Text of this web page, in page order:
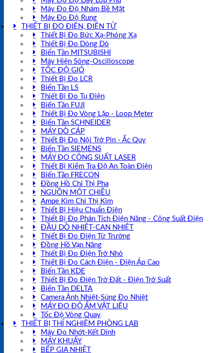
Máy Đo Độ Nhám Bề Mặt
Máy Đo Độ Rung
THIẾT BỊ ĐO ĐIỆN, ĐIỆN TỬ
Thiết Bị Đo Bức Xạ-Phóng Xạ
Thiết Bị Đo Dòng Dò
Biến Tần MITSUBISHI
Máy Hiện Sóng-Oscilloscope
TỐC ĐỘ GIÓ
Thiết Bị Đo LCR
Biến Tần LS
Thiết Bị Đo Tụ Điện
Biến Tần FUJI
Thiết Bị Đo Vòng Lặp - Loop Meter
Biến Tần SCHNEIDER
MÁY DÒ CÁP
Thiết Bị Đo Nội Trở Pin - Ắc Quy
Biến Tần SIEMENS
MÁY ĐO CÔNG SUẤT LASER
Thiết Bị Kiểm Tra Độ An Toàn Điện
Biến Tần FRECON
Đồng Hồ Chỉ Thị Pha
NGUỒN MỘT CHIỀU
Ampe Kìm Chỉ Thị Kim
Thiết Bị Hiệu Chuẩn Điện
Thiết Bị Đo Phân Tích Điện Năng - Công Suất Điện
ĐẦU DÒ NHIỆT-CAN NHIỆT
Thiết Bị Đo Điện Từ Trường
Đồng Hồ Vạn Năng
Thiết Bị Đo Điện Trở Nhỏ
Thiết Bị Đo Cách Điện - Điện Áp Cao
Biến Tần KDE
Thiết Bị Đo Điện Trở Đất - Điện Trở Suất
Biến Tần DELTA
Camera Ảnh Nhiệt-Súng Đo Nhiệt
MÁY ĐO ĐỘ ẨM VẬT LIỆU
Tốc Độ Vòng Quay
THIẾT BỊ THÍ NGHIỆM PHÒNG LAB
Máy Đo Nhớt-Kết Dính
MÁY KHUẤY
BẾP GIA NHIỆT